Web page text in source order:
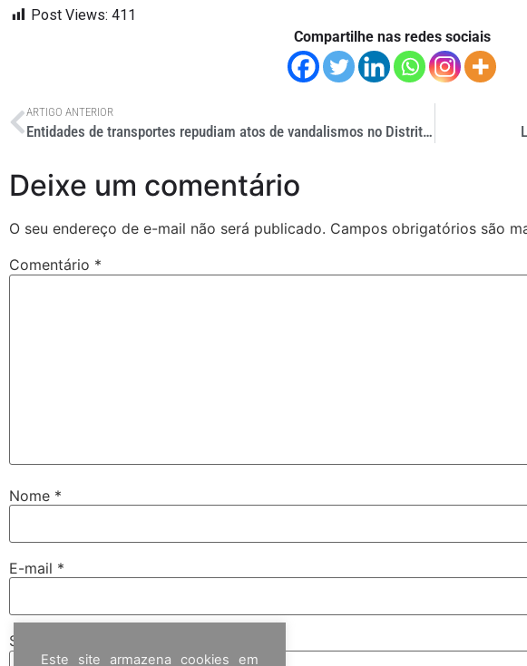
Post Views: 411
Compartilhe nas redes sociais
ARTIGO ANTERIOR
Entidades de transportes repudiam atos de vandalismos no Distrito Federal
Deixe um comentário
O seu endereço de e-mail não será publicado. Campos obrigatórios são
Comentário *
Nome *
E-mail *
Site
Este site armazena cookies em